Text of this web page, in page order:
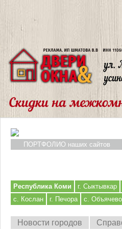
ПОРТФОЛИО наших сайтов
Республика Коми г. Сыктывкар
с. Кослан
г. Печора с. Объячево
Новости городов